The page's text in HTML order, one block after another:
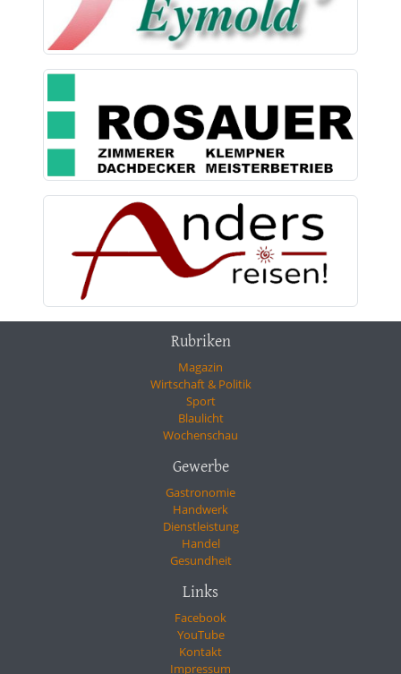
Rubriken
Magazin
Wirtschaft & Politik
Sport
Blaulicht
Wochenschau
Gewerbe
Gastronomie
Handwerk
Dienstleistung
Handel
Gesundheit
Links
Facebook
YouTube
Kontakt
Impressum